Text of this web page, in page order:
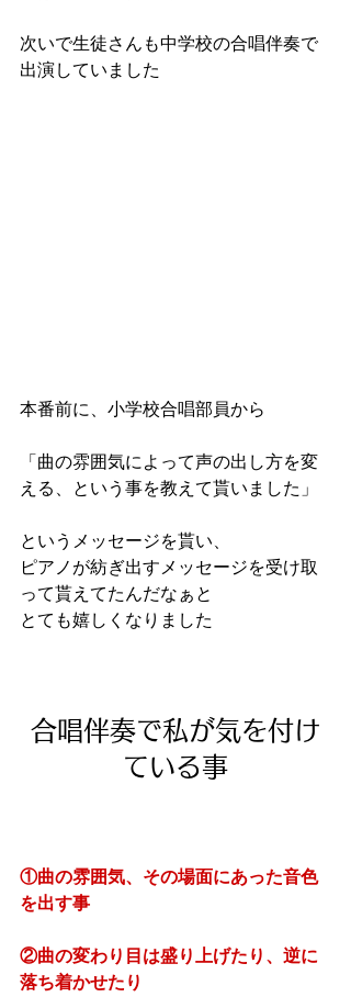
次いで生徒さんも中学校の合唱伴奏で
出演していました
本番前に、小学校合唱部員から
「曲の雰囲気によって声の出し方を変
える、という事を教えて貰いました」
というメッセージを貰い、
ピアノが紡ぎ出すメッセージを受け取
って貰えてたんだなぁと
とても嬉しくなりました
合唱伴奏で私が気を付け
ている事
①曲の雰囲気、その場面にあった音色
を出す事
②曲の変わり目は盛り上げたり、逆に
落ち着かせたり